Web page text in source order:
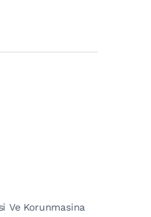
Ve Korunmasina